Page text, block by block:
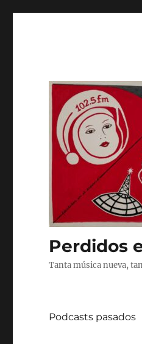
Perdidos
Tanta música nueva,
Podcasts pasados